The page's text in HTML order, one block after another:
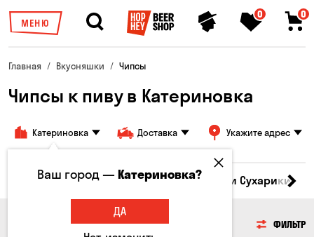
МЕНЮ
0 0
Главная Вкусняшки Чипсы
Чипсы к пиву в Катериновка
Катериновка Доставка Укажите адрес
Кукуруза Семечки Чипсы Гренки и Сухарики
ФИЛЬТР
Ваш город —Катериновка?
ДА